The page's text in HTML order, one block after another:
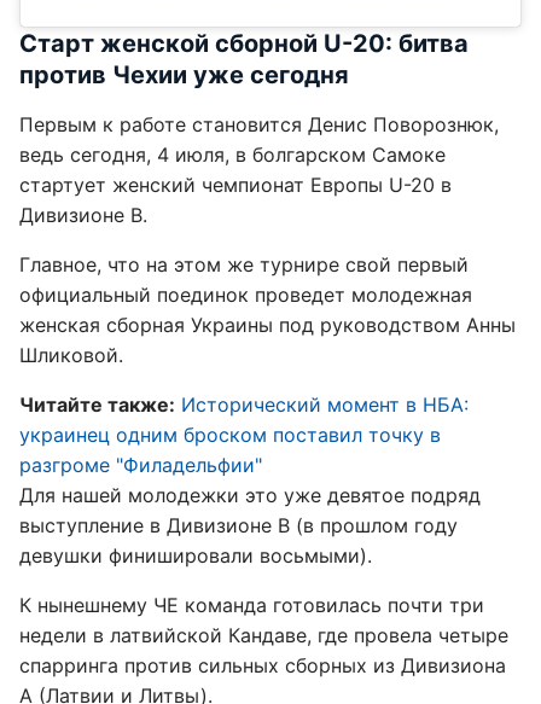
Старт женской сборной U-20: битва
против Чехии уже сегодня
Первым к работе становится Денис Поворознюк,
ведь сегодня, 4 июля, в болгарском Самоке
стартует женский чемпионат Европы U-20 в
Дивизионе B.
Главное, что на этом же турнире свой первый
официальный поединок проведет молодежная
женская сборная Украины под руководством Анны
Шликовой.
Читайте также: Исторический момент в НБА:
украинец одним броском поставил точку в
разгроме "Филадельфии"
Для нашей молодежки это уже девятое подряд
выступление в Дивизионе В (в прошлом году
девушки финишировали восьмыми).
К нынешнему ЧЕ команда готовилась почти три
недели в латвийской Кандаве, где провела четыре
спарринга против сильных сборных из Дивизиона
А (Латвии и Литвы).